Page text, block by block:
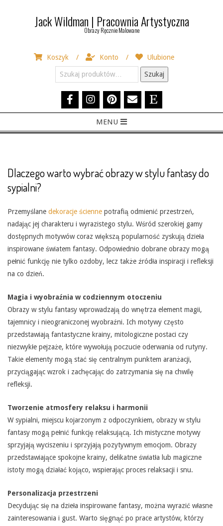
Jack Wildman | Pracownia Artystyczna
Obrazy Ręcznie Malowane
Koszyk Konto
Ulubione
Szukaj:
Szukaj
Navigation
MENU
Dlaczego warto wybrać obrazy w stylu fantasy do
sypialni?
Przemyślane dekoracje ścienne potrafią odmienić przestrzeń,
nadając jej charakteru i wyrazistego stylu. Wśród szerokiej gamy
dostępnych motywów coraz większą popularność zyskują dzieła
inspirowane światem fantasy. Odpowiednio dobrane obrazy mogą
pełnić funkcję nie tylko ozdoby, lecz także źródła inspiracji i refleksji
na co dzień.
Magia i wyobraźnia w codziennym otoczeniu
Obrazy w stylu fantasy wprowadzają do wnętrza element magii,
tajemnicy i nieograniczonej wyobraźni. Ich motywy często
przedstawiają fantastyczne krainy, mitologiczne postaci czy
niezwykłe pejzaże, które wywołują poczucie oderwania od rutyny.
Takie elementy mogą stać się centralnym punktem aranżacji,
przyciągając wzrok i zachęcając do zatrzymania się na chwilę
refleksji.
Tworzenie atmosfery relaksu i harmonii
W sypialni, miejscu kojarzonym z odpoczynkiem, obrazy w stylu
fantasy mogą pełnić funkcję relaksującą. Ich mistyczne motywy
sprzyjają wyciszeniu i sprzyjają pozytywnym emocjom. Obrazy
przedstawiające spokojne krainy, delikatne światła lub magiczne
istoty mogą działać kojąco, wspierając proces relaksacji i snu.
Personalizacja przestrzeni
Decydując się na dzieła inspirowane fantasy, można wyrazić własne
zainteresowania i gust. Warto sięgnąć po prace artystów, którzy